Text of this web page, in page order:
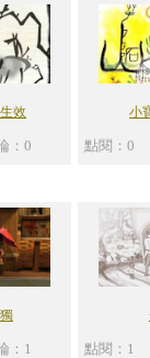
效
：0
小
點閱：0
：1 點閱：1